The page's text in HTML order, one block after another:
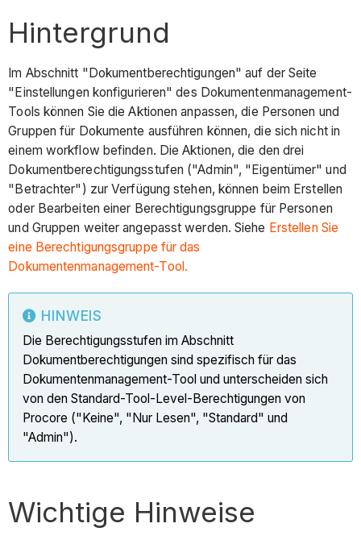
Hintergrund
Im Abschnitt "Dokumentberechtigungen" auf der Seite
"Einstellungen konfigurieren" des Dokumentenmanagement-
Tools können Sie die Aktionen anpassen, die Personen und
Gruppen für Dokumente ausführen können, die sich nicht in
einem workflow befinden. Die Aktionen, die den drei
Dokumentberechtigungsstufen ("Admin", "Eigentümer" und
"Betrachter") zur Verfügung stehen, können beim Erstellen
oder Bearbeiten einer Berechtigungsgruppe für Personen
und Gruppen weiter angepasst werden. Siehe Erstellen Sie
eine Berechtigungsgruppe für das
Dokumentenmanagement-Tool.
HINWEIS
Die Berechtigungsstufen im Abschnitt
Dokumentberechtigungen sind spezifisch für das
Dokumentenmanagement-Tool und unterscheiden sich
von den Standard-Tool-Level-Berechtigungen von
Procore ("Keine", "Nur Lesen", "Standard" und
"Admin").
Wichtige Hinweise